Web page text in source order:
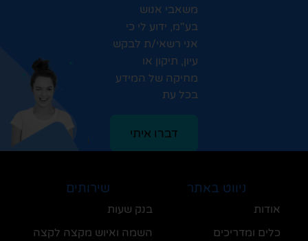
משאבי אנוש
בע"מ, ידוע לי כי
אני רשאי/ת לבקש
עיון, תיקון או
מחיקה של המידע
בכל עת
דברו איתי
ניווט באתר
אודות
כלים ומדריכים
שירותים
בנק שעות
השמה ואיוש מקצה לקצה